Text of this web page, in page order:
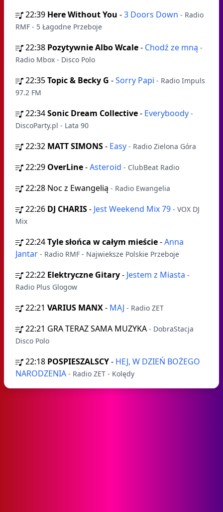
22:39 Here Without You -3 Doors Down - Radio
RMF - 5 Łagodne Przeboje
22:38 Pozytywnie Albo Wcale- Chodź ze mną -
Radio Mbox - Disco Polo
22:35Topic & Becky G -Sorry Papi - Radio Impuls
97.2 FM
22:34Sonic Dream Collective- Everyboody -
DiscoParty.pl - Lata 90
22:32 MATT SIMONS- Easy - Radio Zielona Góra
22:29 OverLine-Asteroid - ClubBeat Radio
22:28 Noc z Ewangelią - Radio Ewangelia
22:26 DJ CHARIS- Jest Weekend Mix 79 - VOX DJ
Mix
22:24Tyle słońca w całym mieście-Anna
Jantar - Radio RMF - Najwieksze Polskie Przeboje
22:22 Elektryczne Gitary- Jestem z Miasta -
Radio Plus Glogow
22:21 VARIUS MANX- MAJ - Radio ZET
22:21 GRA TERAZ SAMA MUZYKA - DobraStacja
Disco Polo
22:18 POSPIESZALSCY- HEJ, W DZIEŃ BOŻEGO
NARODZENIA - Radio ZET - Kolędy